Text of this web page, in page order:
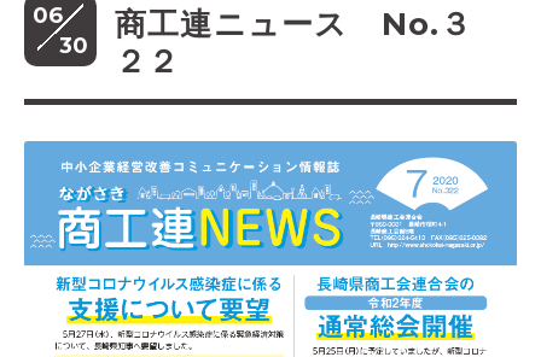
06
30
商工連ニュース No.３
２２